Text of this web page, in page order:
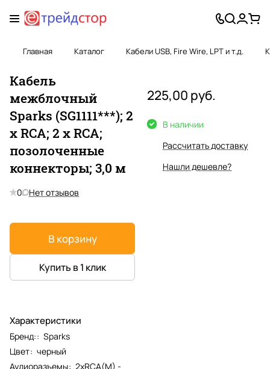
Главная Каталог Кабели USB, Fire Wire, LPT и т.д.
Кабель
межблочный
Sparks (SG1111***); 2
х RCA; 2 x RCA;
позолоченные
коннекторы; 3,0 м
0 Нет отзывов
В корзину
Купить в 1 клик
Характеристики
Бренд:: Sparks
Цвет: черный
Аудиоразъемы: 2xRCA(M) -
225,00 руб.
В наличии
Рассчитать доставку
Нашли дешевле?